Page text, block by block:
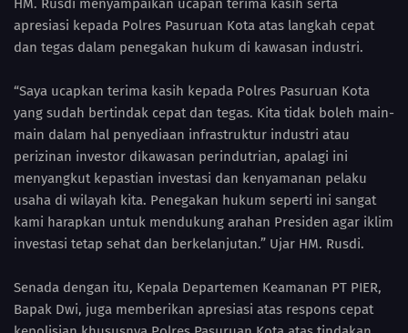
HM. Rusdi menyampaikan ucapan terima kasih serta
apresiasi kepada Polres Pasuruan Kota atas langkah cepat
dan tegas dalam penegakan hukum di kawasan industri.
“Saya ucapkan terima kasih kepada Polres Pasuruan Kota
yang sudah bertindak cepat dan tegas. Kita tidak boleh main-
main dalam hal penyediaan infrastruktur industri atau
perizinan investor dikawasan perindutrian, apalagi ini
menyangkut kepastian investasi dan kenyamanan pelaku
usaha di wilayah kita. Penegakan hukum seperti ini sangat
kami harapkan untuk mendukung arahan Presiden agar iklim
investasi tetap sehat dan berkelanjutan.” Ujar HM. Rusdi.
Senada dengan itu, Kepala Departemen Keamanan PT PIER,
Bapak Dwi, juga memberikan apresiasi atas respons cepat